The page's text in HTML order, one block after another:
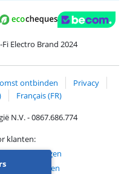
ClickToPay
met PayPal
Electro Brand 2024
ontbinden
Privacy
Français (FR)
N.V. - 0867.686.774
klanten:
beoordelingen
beoordelingen